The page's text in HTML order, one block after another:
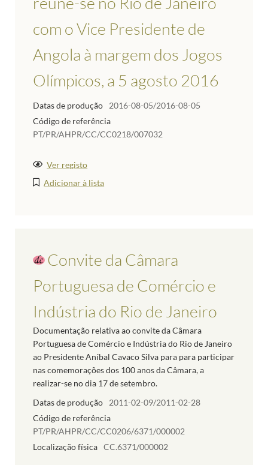
com o Vice Presidente de
Angola à margem dos Jogos
Olímpicos, a 5 agosto 2016
Datas de produção
2016-08-05/2016-08-05
Código de referência
PT/PR/AHPR/CC/CC0218/007032
Ver registo
Adicionar à lista
Convite da Câmara
Portuguesa de Comércio e
Indústria do Rio de Janeiro
Documentação relativa ao convite da Câmara
Portuguesa de Comércio e Indústria do Rio de Janeiro
ao Presidente Aníbal Cavaco Silva para para participar
nas comemorações dos 100 anos da Câmara, a
realizar-se no dia 17 de setembro.
Datas de produção
2011-02-09/2011-02-28
Código de referência
PT/PR/AHPR/CC/CC0206/6371/000002
Localização física CC.6371/000002